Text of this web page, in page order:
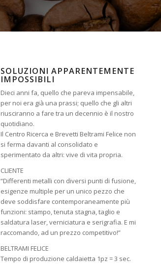
SOLUZIONI APPARENTEMENTE
IMPOSSIBILI
Dieci anni fa, quello che pareva impensabile,
per noi era già una prassi; quello che gli altri
riusciranno a fare tra un decennio è il nostro
quotidiano.
Il Centro Ricerca e Brevetti Beltrami Felice non
si ferma davanti al consolidato e
sperimentato da altri: vive di vita propria.
CLIENTE
“Differenti metalli con diversi punti di fusione,
esigenze multiple per un unico pezzo che
deve soddisfare contemporaneamente più
funzioni: stampo, tenuta stagna, taglio e
saldatura laser, verniciatura e serigrafia. E mi
raccomando, ad un prezzo competitivo!”
BELTRAMI FELICE
Tempo di produzione caldaietta 1pz = 3 sec.